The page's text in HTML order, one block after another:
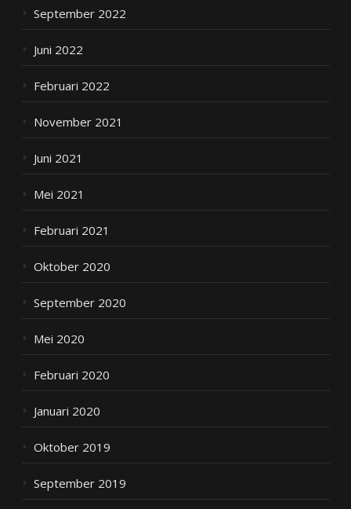
September 2022
Juni 2022
Februari 2022
November 2021
Juni 2021
Mei 2021
Februari 2021
Oktober 2020
September 2020
Mei 2020
Februari 2020
Januari 2020
Oktober 2019
September 2019